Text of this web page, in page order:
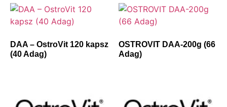
DAA – OstroVit 120 kapsz
(40 Adag)
OSTROVIT DAA-200g (66
Adag)